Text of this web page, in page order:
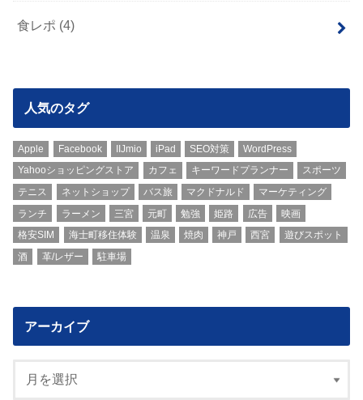
食レポ (4)
人気のタグ
Apple Facebook IIJmio iPad SEO対策
WordPress
Yahooショッピングストア
カフェ キーワードプランナー
スポーツ
テニス
ネットショップ バス旅 マクドナルド
マーケティング
ランチ
ラーメン 三宮 元町 勉強 姫路 広告
映画
格安SIM
海士町移住体験 温泉 焼肉 神戸 西宮
遊びスポット
酒
革/レザー 駐車場
アーカイブ